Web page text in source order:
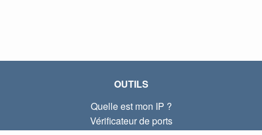
OUTILS
Quelle est mon IP ?
Vérificateur de ports